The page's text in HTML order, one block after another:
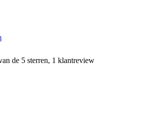
de 5 sterren, 1 klantreview